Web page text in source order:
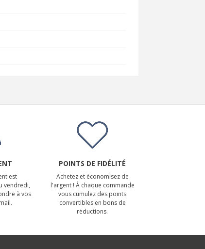
est
vendredi,
à vos
POINTS DE FIDÉLITÉ
Achetez et économisez de
l'argent ! À chaque commande
vous cumulez des points
convertibles en bons de
réductions.